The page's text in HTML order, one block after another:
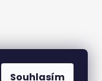
Souhlasím